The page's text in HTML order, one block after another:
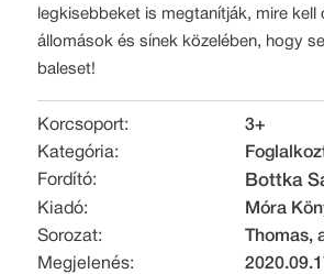
legkisebbeket is megtanítják, mire kell
állomások és sínek közelében, hogy
baleset!
Korcsoport:
3+
Kategória:
Fordító:
Bottka
Kiadó:
Móra
Sorozat:
Thomas,
Megjelenés: